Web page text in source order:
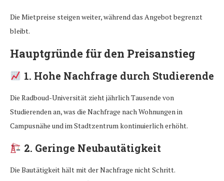
Die Mietpreise steigen weiter, während das Angebot begrenzt
bleibt.
Hauptgründe für den Preisanstieg
1. Hohe Nachfrage durch Studierende
Die Radboud-Universität zieht jährlich Tausende von
Studierenden an, was die Nachfrage nach Wohnungen in
Campusnähe und im Stadtzentrum kontinuierlich erhöht.
2. Geringe Neubautätigkeit
Die Bautätigkeit hält mit der Nachfrage nicht Schritt.